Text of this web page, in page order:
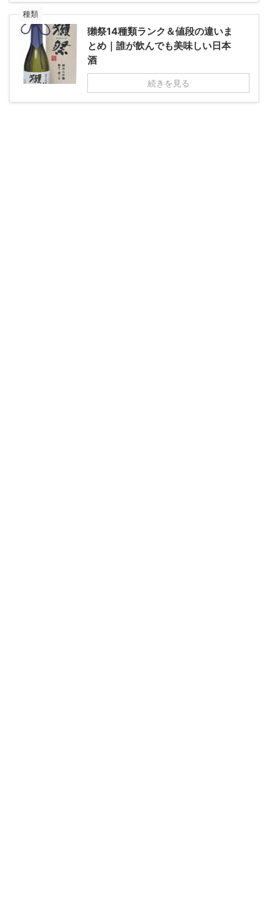
種類
獺祭14種類ランク＆値段の違いま
とめ｜誰が飲んでも美味しい日本
酒
続きを見る